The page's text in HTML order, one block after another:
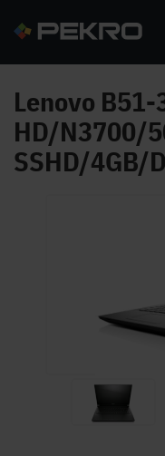
Lenovo
HD/N3700/
SSHD/4GB/